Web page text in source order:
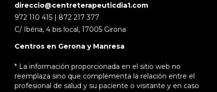
direccio@centreterapeuticdia1.com
972 110 415 | 872 217 377
C/ Ibèria, 4 bis local, 17005 Girona
Centros en Gerona y Manresa
* La información proporcionada en el sitio web no
reemplaza sino que complementa la relación entre el
profesional de salud y su paciente o visitante y en caso